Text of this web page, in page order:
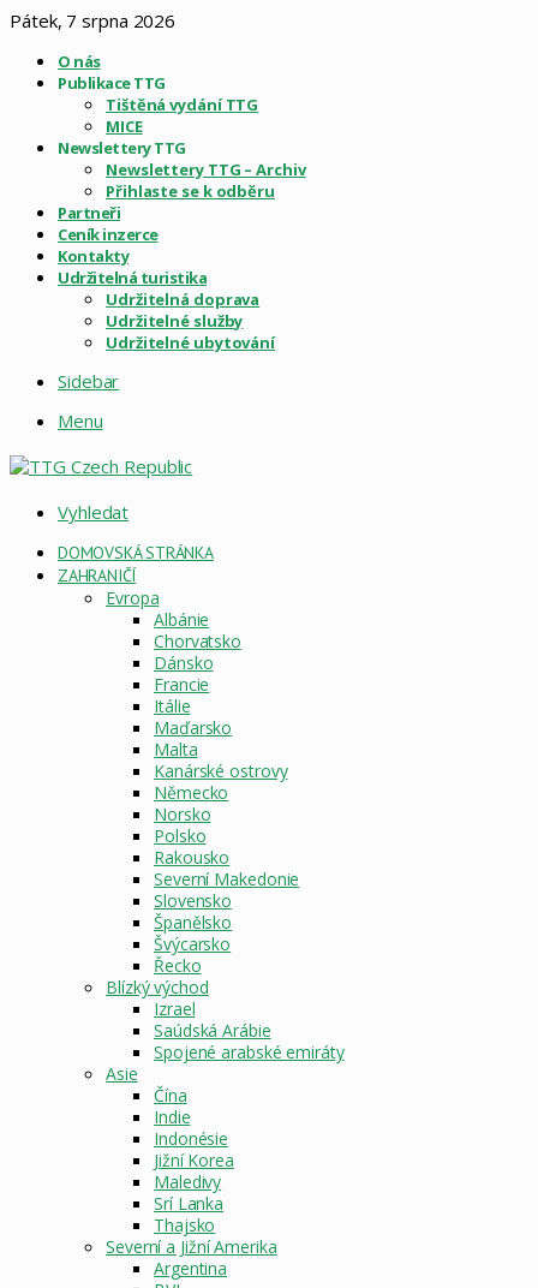
Pátek, 7 srpna 2026
O nás
Publikace TTG
Tištěná vydání TTG
MICE
Newslettery TTG
Newslettery TTG – Archiv
Přihlaste se k odběru
Partneři
Ceník inzerce
Kontakty
Udržitelná turistika
Udržitelná doprava
Udržitelné služby
Udržitelné ubytování
Sidebar
Menu
Vyhledat
DOMOVSKÁ STRÁNKA
ZAHRANIČÍ
Evropa
Albánie
Chorvatsko
Dánsko
Francie
Itálie
Maďarsko
Malta
Kanárské ostrovy
Německo
Norsko
Polsko
Rakousko
Severní Makedonie
Slovensko
Španělsko
Švýcarsko
Řecko
Blízký východ
Izrael
Saúdská Arábie
Spojené arabské emiráty
Asie
Čína
Indie
Indonésie
Jižní Korea
Maledivy
Srí Lanka
Thajsko
Severní a Jižní Amerika
Argentina